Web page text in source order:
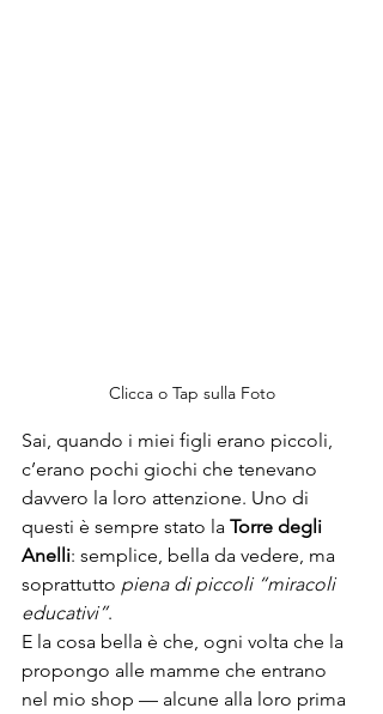
Clicca o Tap sulla Foto
Sai, quando i miei figli erano piccoli,
c’erano pochi giochi che tenevano
davvero la loro attenzione. Uno di
questi è sempre stato la Torre degli
Anelli: semplice, bella da vedere, ma
soprattutto piena di piccoli “miracoli
educativi”.
E la cosa bella è che, ogni volta che la
propongo alle mamme che entrano
nel mio shop — alcune alla loro prima